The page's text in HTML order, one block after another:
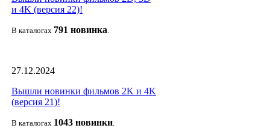
и 4K (версия 22)!
В каталогах 791 новинка.
27.12.2024
Вышли новинки фильмов 2K и 4K
(версия 21)!
В каталогах 1043 новинки.